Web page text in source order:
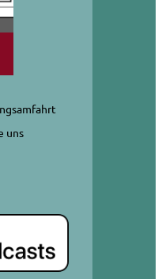
uns